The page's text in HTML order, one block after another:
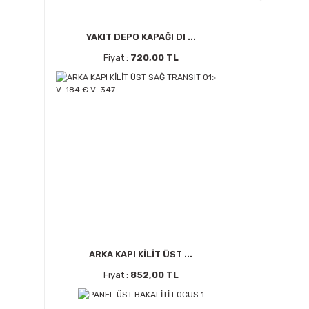
YAKIT DEPO KAPAĞI DI ...
Fiyat : 720,00 TL
ARKA KAPI KİLİT ÜST ...
Fiyat : 852,00 TL